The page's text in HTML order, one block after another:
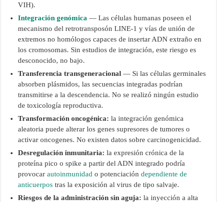
VIH).
Integración genómica — Las células humanas poseen el
mecanismo del retrotransposón LINE-1 y vías de unión de
extremos no homólogos capaces de insertar ADN extraño en
los cromosomas. Sin estudios de integración, este riesgo es
desconocido, no bajo.
Transferencia transgeneracional — Si las células germinales
absorben plásmidos, las secuencias integradas podrían
transmitirse a la descendencia. No se realizó ningún estudio
de toxicología reproductiva.
Transformación oncogénica: la integración genómica
aleatoria puede alterar los genes supresores de tumores o
activar oncogenes. No existen datos sobre carcinogenicidad.
Desregulación inmunitaria: la expresión crónica de la
proteína pico o spike a partir del ADN integrado podría
provocarautoinmunidad o potenciacióndependiente de
anticuerpos tras la exposición al virus de tipo salvaje.
Riesgos de la administración sin aguja: la inyección a alta